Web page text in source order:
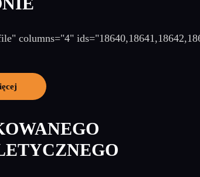
columns="4"